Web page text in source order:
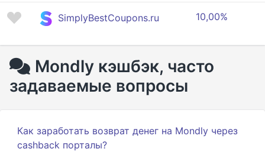
SimplyBestCoupons.ru 10,00%
Mondly кэшбэк, часто
задаваемые вопросы
Как заработать возврат денег на Mondly через
cashback порталы?